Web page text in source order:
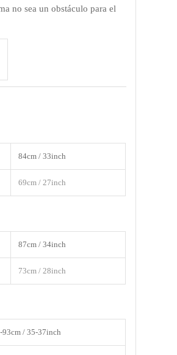
no sea un obstáculo para el
84cm / 33inch
69cm / 27inch
87cm / 34inch
73cm / 28inch
93cm / 35-37inch